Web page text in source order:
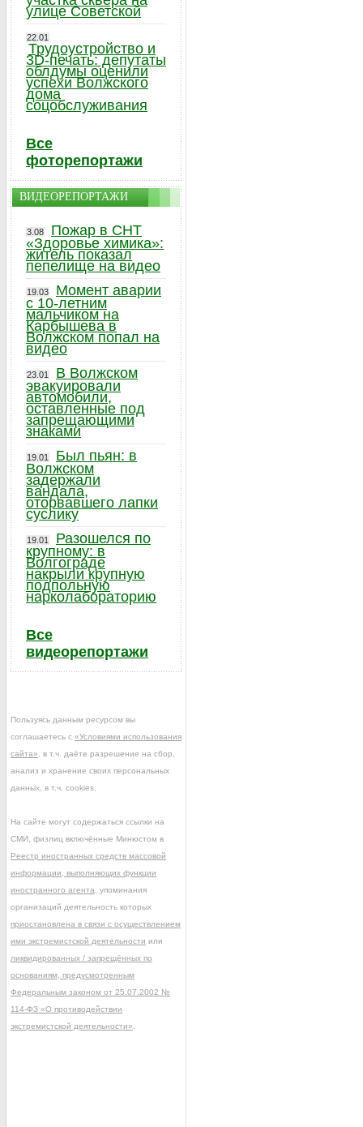
улице Советской
22.01
Трудоустройство и
3D-печать: депутаты
облдумы оценили
успехи Волжского
дома
соцобслуживания
Все
фоторепортажи
ВИДЕОРЕПОРТАЖИ
3.08
Пожар в СНТ
«Здоровье химика»:
житель показал
пепелище на видео
19.03
Момент аварии
с 10-летним
мальчиком на
Карбышева в
Волжском попал на
видео
23.01
В Волжском
эвакуировали
автомобили,
оставленные под
запрещающими
знаками
19.01
Был пьян: в
Волжском
задержали
вандала,
оторвавшего лапки
суслику
19.01
Разошелся по
крупному: в
Волгограде
накрыли крупную
подпольную
нарколабораторию
Все
видеорепортажи
Пользуясь данным ресурсом вы
соглашаетесь с «Условиями использования
сайта» , в т.ч. даёте разрешение на сбор,
анализ и хранение своих персональных
данных, в т.ч. cookies.
На сайте могут содержаться ссылки на
СМИ, физлиц включённые Минюстом в
Реестр иностранных средств массовой
информации, выполняющих функции
иностранного агента , упоминания
организаций деятельность которых
приостановлена в связи с осуществлением
ими экстремистской деятельности или
ликвидированных / запрещённых по
основаниям, предусмотренным
Федеральным законом от 25.07.2002 №
114-ФЗ «О противодействии
экстремистской деятельности»